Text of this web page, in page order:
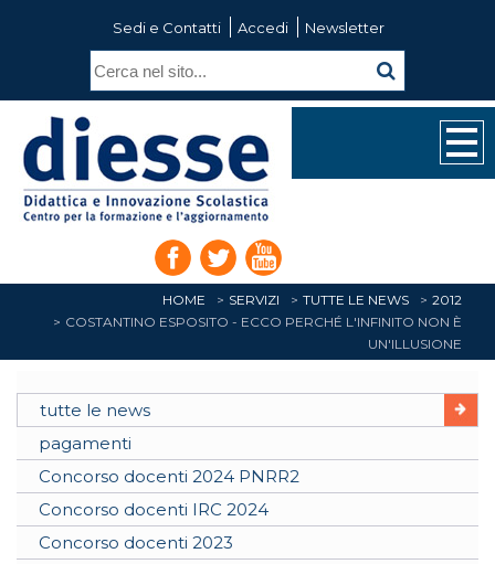
Sedi e Contatti Accedi Newsletter
HOME SERVIZI TUTTE LE NEWS
2012
COSTANTINO ESPOSITO - ECCO PERCHÉ L'INFINITO NON È
UN'ILLUSIONE
tutte le news
pagamenti
Concorso docenti 2024 PNRR2
Concorso docenti IRC 2024
Concorso docenti 2023